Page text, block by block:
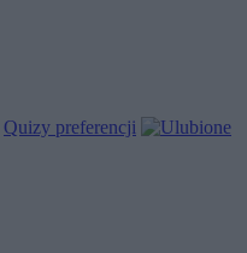
Quizy preferencji